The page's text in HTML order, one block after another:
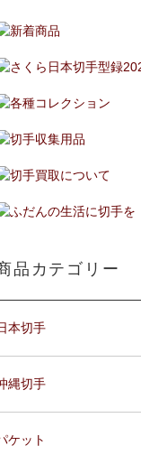
品カテゴリー
本切手
縄切手
ケット